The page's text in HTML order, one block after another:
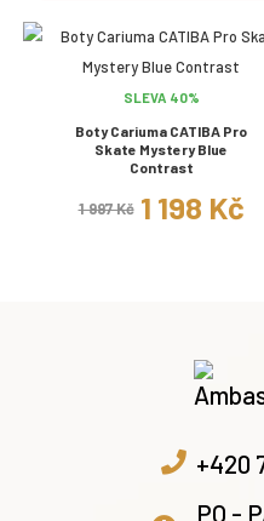
SLEVA 40%
Boty Cariuma CATIBA Pro
Skate Mystery Blue
Contrast
1 997 Kč 1 198 Kč
+420
PO -